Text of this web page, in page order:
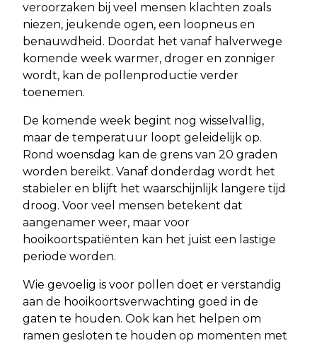
veroorzaken bij veel mensen klachten zoals
niezen, jeukende ogen, een loopneus en
benauwdheid. Doordat het vanaf halverwege
komende week warmer, droger en zonniger
wordt, kan de pollenproductie verder
toenemen.
De komende week begint nog wisselvallig,
maar de temperatuur loopt geleidelijk op.
Rond woensdag kan de grens van 20 graden
worden bereikt. Vanaf donderdag wordt het
stabieler en blijft het waarschijnlijk langere tijd
droog. Voor veel mensen betekent dat
aangenamer weer, maar voor
hooikoortspatiënten kan het juist een lastige
periode worden.
Wie gevoelig is voor pollen doet er verstandig
aan de hooikoortsverwachting goed in de
gaten te houden. Ook kan het helpen om
ramen gesloten te houden op momenten met